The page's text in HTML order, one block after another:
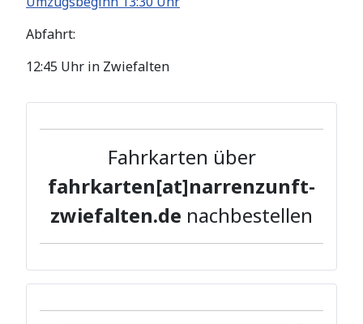
Abfahrt:
12:45 Uhr in Zwiefalten
Fahrkarten über
fahrkarten[at]narrenzunft-
zwiefalten.de nachbestellen